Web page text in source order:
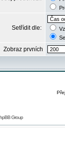
Setřídit dle:
Zobraz prvních
Group